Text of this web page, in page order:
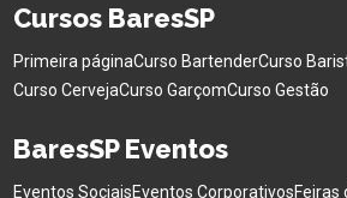
Cursos BaresSP
Primeira páginaCurso BartenderCurso
Curso CervejaCurso GarçomCurso Gestão
BaresSP Eventos
Eventos SociaisEventos CorporativosFeiras